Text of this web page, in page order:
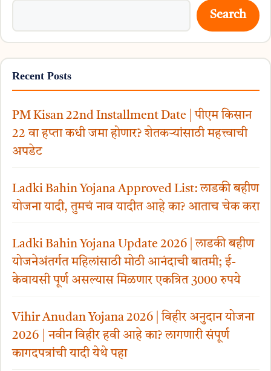
Search
Recent Posts
PM Kisan 22nd Installment Date | पीएम किसान
22 वा हप्ता कधी जमा होणार? शेतकऱ्यांसाठी महत्त्वाची
अपडेट
Ladki Bahin Yojana Approved List: लाडकी बहीण
योजना यादी, तुमचं नाव यादीत आहे का? आताच चेक करा
Ladki Bahin Yojana Update 2026 | लाडकी बहीण
योजनेअंतर्गत महिलांसाठी मोठी आनंदाची बातमी; ई-
केवायसी पूर्ण असल्यास मिळणार एकत्रित 3000 रुपये
Vihir Anudan Yojana 2026 | विहीर अनुदान योजना
2026 | नवीन विहीर हवी आहे का? लागणारी संपूर्ण
कागदपत्रांची यादी येथे पहा